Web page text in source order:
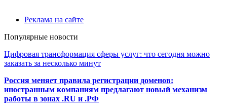
Реклама на сайте
Популярные новости
Цифровая трансформация сферы услуг: что сегодня можно
заказать за несколько минут
Россия меняет правила регистрации доменов:
иностранным компаниям предлагают новый механизм
работы в зонах .RU и .РФ